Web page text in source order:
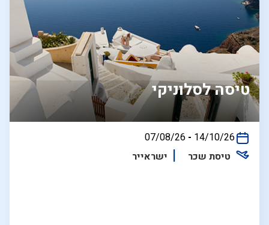
טיסה לסלוניקי
בין
07/08/26 - 14/10/26
טיסת שכר
ישראייר